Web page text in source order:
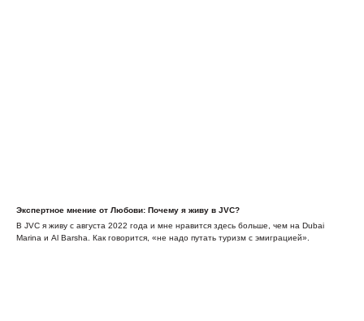
Экспертное мнение от Любови: Почему я живу в JVC?
В JVC я живу с августа 2022 года и мне нравится здесь больше, чем на Dubai
Marina и Al Barsha. Как говорится, «не надо путать туризм с эмиграцией».